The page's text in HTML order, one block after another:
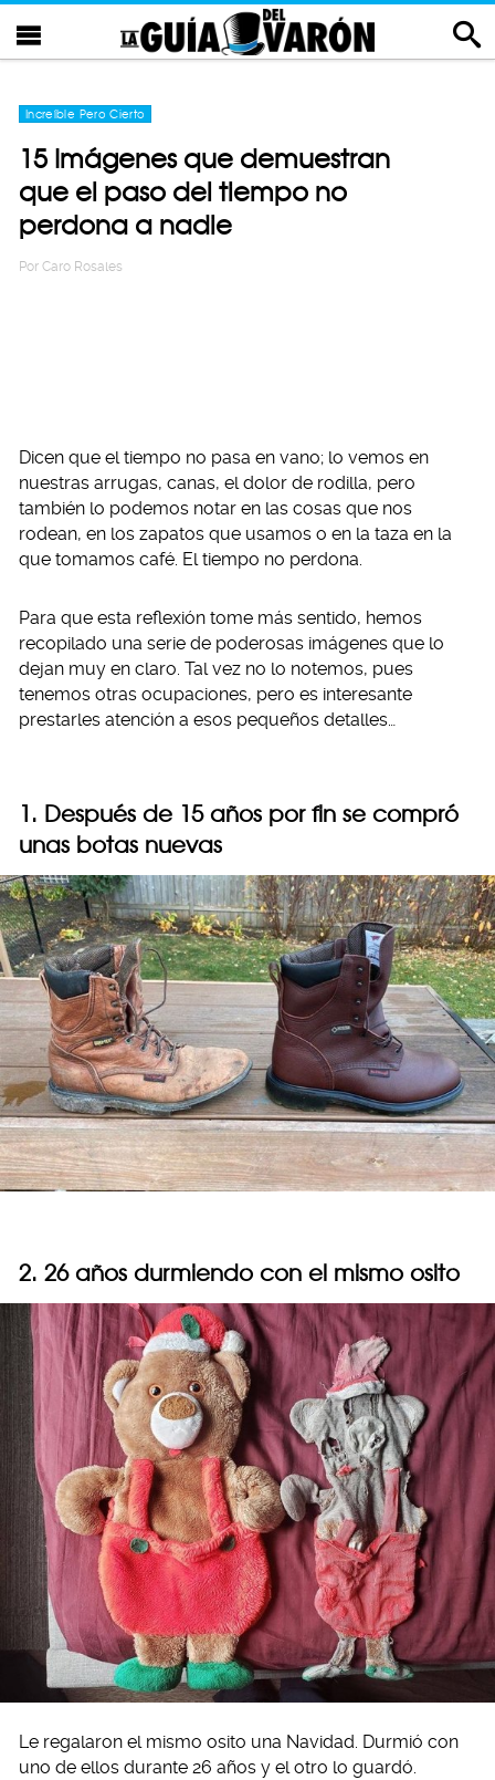
Increíble Pero Cierto
15 Imágenes que demuestran
que el paso del tiempo no
perdona a nadie
Por Caro Rosales
Dicen que el tiempo no pasa en vano; lo vemos en
nuestras arrugas, canas, el dolor de rodilla, pero
también lo podemos notar en las cosas que nos
rodean, en los zapatos que usamos o en la taza en la
que tomamos café. El tiempo no perdona.
Para que esta reflexión tome más sentido, hemos
recopilado una serie de poderosas imágenes que lo
dejan muy en claro. Tal vez no lo notemos, pues
tenemos otras ocupaciones, pero es interesante
prestarles atención a esos pequeños detalles…
1. Después de 15 años por fin se compró
unas botas nuevas
2. 26 años durmiendo con el mismo osito
Le regalaron el mismo osito una Navidad. Durmió con
uno de ellos durante 26 años y el otro lo guardó.